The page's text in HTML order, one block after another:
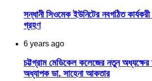
সন্ধানী সিওমেক ইউনিটের নবগঠিত কার্যকরী
গ্রহণ
6 years ago
চট্টগ্রাম মেডিকেল কলেজের নতুন অধ্যক্ষের
অধ্যাপক ডা. সাহেনা আকতার